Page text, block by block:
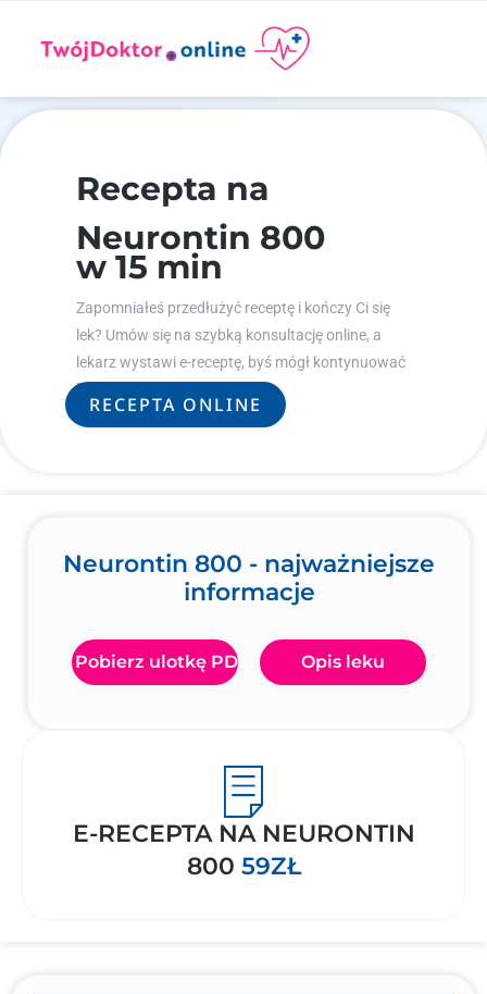
Recepta na
Neurontin 800
w 15 min
Zapomniałeś przedłużyć receptę i kończy Ci się
lek? Umów się na szybką konsultację online, a
lekarz wystawi e-receptę, byś mógł kontynuować
leczenie.
RECEPTA ONLINE
Neurontin 800 - najważniejsze
informacje
Pobierz ulotkę PDF Opis leku
E-RECEPTA NA NEURONTIN
800 59ZŁ